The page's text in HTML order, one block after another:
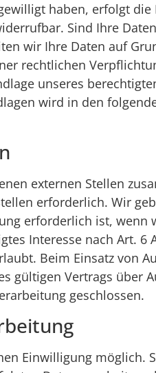
haben, erfolgt
Sind Ihre
wir Ihre Daten auf
rechtlichen
unseres
wird in den
externen Stellen
erforderlich. Wir
erforderlich ist, wenn
Interesse nach Art. 6
Beim Einsatz von
gültigen Vertrags über
geschlossen.
Einwilligung möglich.